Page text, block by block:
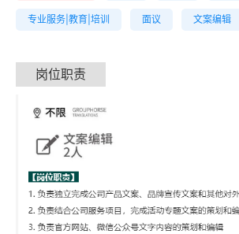
专业服务|教育|培训 面议 文案编辑
岗位职责